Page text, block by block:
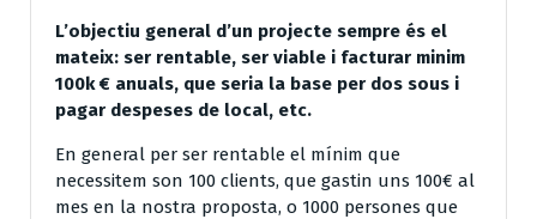
L’objectiu general d’un projecte sempre és el
mateix: ser rentable, ser viable i facturar minim
100k € anuals, que seria la base per dos sous i
pagar despeses de local, etc.
En general per ser rentable el mínim que
necessitem son 100 clients, que gastin uns 100€ al
mes en la nostra proposta, o 1000 persones que